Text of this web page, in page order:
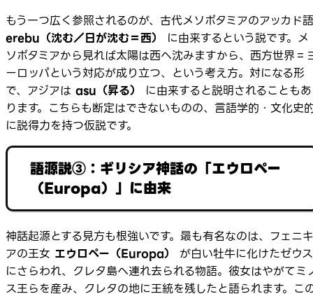
もう一つ広く参照されるのが、古代メソポタミアのアッカド語
erebu（沈む／日が沈む＝西）
に由来するという説です。メ
ソポタミアから見れば太陽は西へ沈みますから、西方世界＝
ーロッパという対応が成り立つ、という考え方。対になる形
で、アジアは asu（昇る）
に由来すると説明されることもあ
ります。こちらも断定はできないものの、言語学的・文化史
に説得力を持つ仮説です。
語源説③：ギリシア神話の「エウロペー
（Europa）」に由来
神話起源とする見方も根強いです。最も有名なのは、フェニキ
アの王女 エウロペー（Europa）
が白い牡牛に化けたゼウス
にさらわれ、クレタ島へ連れ去られる物語。彼女はやがてミ
ス王らを産み、クレタの地に王統を残したと語られます。こ